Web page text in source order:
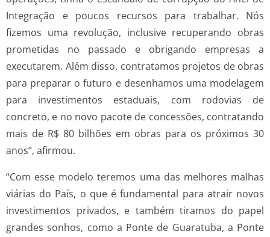
Integração e poucos recursos para trabalhar. Nós
fizemos uma revolução, inclusive recuperando obras
prometidas no passado e obrigando empresas a
executarem. Além disso, contratamos projetos de obras
para preparar o futuro e desenhamos uma modelagem
para investimentos estaduais, com rodovias de
concreto, e no novo pacote de concessões, contratando
mais de R$ 80 bilhões em obras para os próximos 30
anos”, afirmou.
“Com esse modelo teremos uma das melhores malhas
viárias do País, o que é fundamental para atrair novos
investimentos privados, e também tiramos do papel
grandes sonhos, como a Ponte de Guaratuba, a Ponte